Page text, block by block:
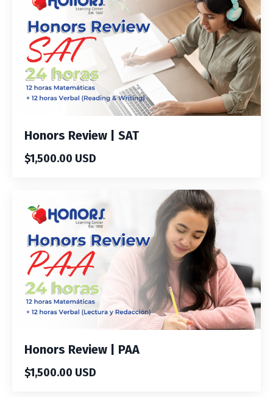
Honors Review | SAT
$1,500.00 USD
Honors Review | PAA
$1,500.00 USD